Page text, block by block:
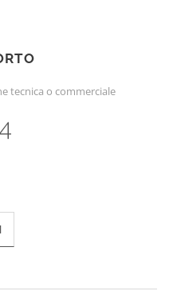
tecnica o commerciale